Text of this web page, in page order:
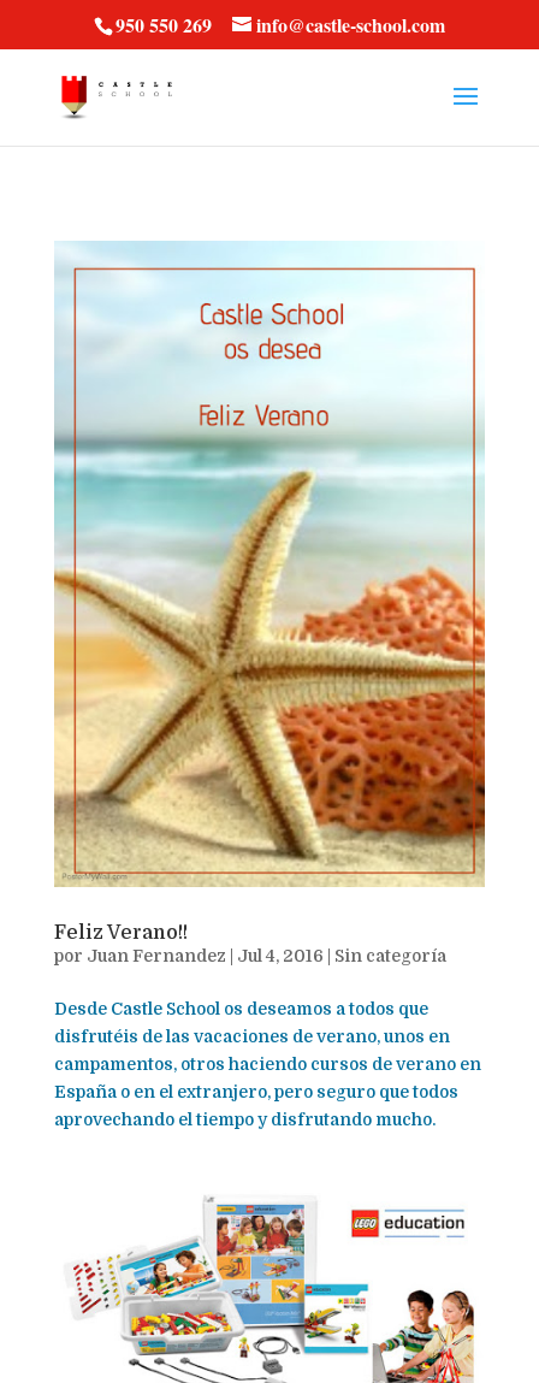
950 550 269 info@castle-school.com
Feliz Verano!!
por Juan Fernandez Jul 4, 2016 Sin categoría
Desde Castle School os deseamos a todos que
disfrutéis de las vacaciones de verano, unos en
campamentos, otros haciendo cursos de verano en
España o en el extranjero, pero seguro que todos
aprovechando el tiempo y disfrutando mucho.